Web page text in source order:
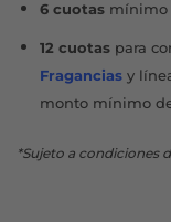
6 cuotasmínimo
12 cuotaspara
Fraganciasy
monto mínimo
*Sujeto a condiciones